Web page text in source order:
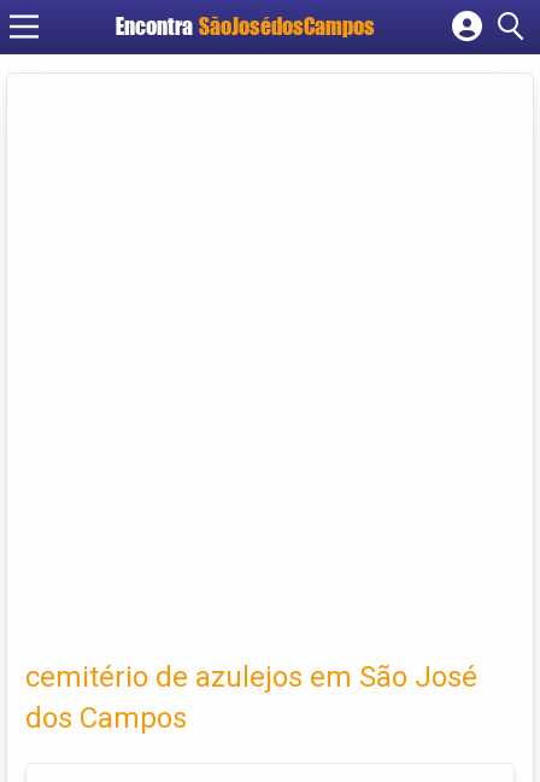
Encontra SãoJosédosCampos
Cadastrar empresa
cemitério de azulejos em São José
dos Campos